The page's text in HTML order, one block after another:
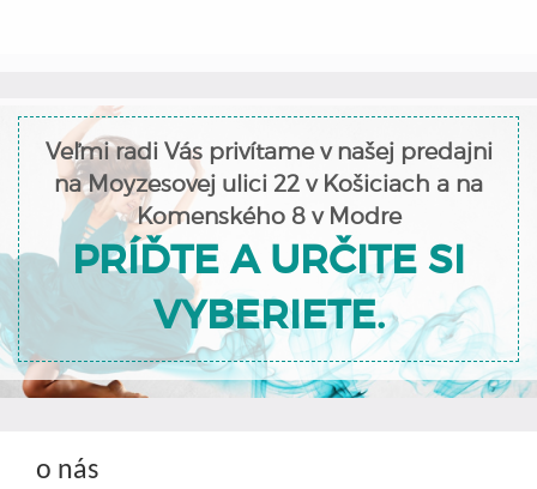
Veľmi radi Vás privítame v našej predajni
na Moyzesovej ulici 22 v Košiciach a na
Komenského 8 v Modre
PRÍĎTE A URČITE SI
VYBERIETE.
o nás